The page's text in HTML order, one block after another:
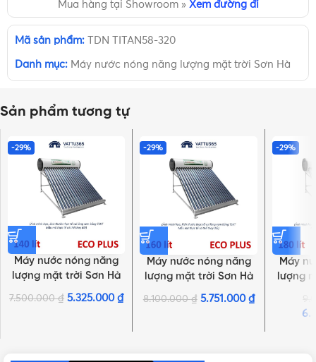
Mua hàng tại Showroom » Xem đường đi
Mã sản phẩm: TDN TITAN58-320
Danh mục: Máy nước nóng năng lượng mặt trời Sơn Hà
Sản phẩm tương tự
-29%
Máy nước nóng năng
lượng mặt trời Sơn Hà
TDN ECO PLUS 58 – 14
ống 140L
7.500.000₫ 5.325.000₫
-29%
Máy nước nóng năng
lượng mặt trời Sơn Hà
TDN ECO PLUS 58 – 16
ống 160L
8.100.000₫ 5.751.000 ₫
-29%
Máy
lượng